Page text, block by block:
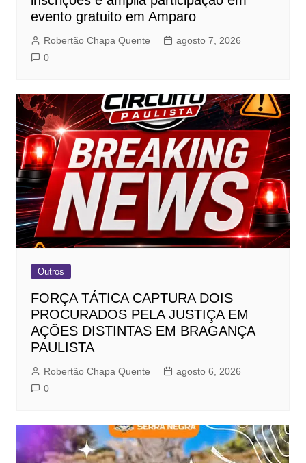
evento gratuito em Amparo
Robertão Chapa Quente
agosto 7, 2026
0
Outros
FORÇA TÁTICA CAPTURA DOIS
PROCURADOS PELA JUSTIÇA EM
AÇÕES DISTINTAS EM BRAGANÇA
PAULISTA
Robertão Chapa Quente
agosto 6, 2026
0